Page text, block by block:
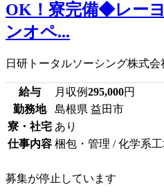
OK！寮完備◆レー
ンオペ...
日研トータルソーシング株式会
給与 月収例295,000円
勤務地
島根県 益田市
寮・社宅 あり
仕事内容 梱包・管理 / 化学系工
募集が停止しています